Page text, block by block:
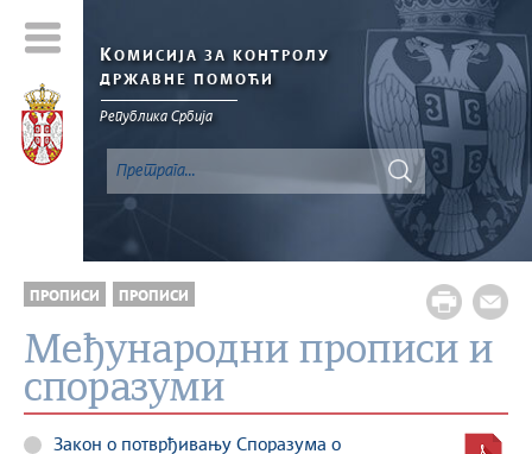
КОМИСИЈА ЗА КОНТРОЛУ
ДРЖАВНЕ ПОМОЋИ
Република Србија
ПРОПИСИ ПРОПИСИ
Међународни прописи и
споразуми
Закон о потврђивању Споразума о